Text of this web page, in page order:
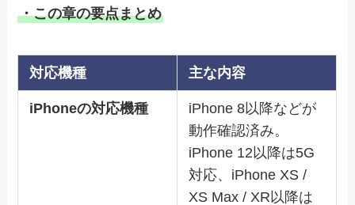
・この章の要点まとめ
対応機種 主な内容
iPhoneの対応機種
iPhone 8以降などが
動作確認済み。
iPhone 12以降は5G
対応、iPhone XS /
XS Max / XR以降は